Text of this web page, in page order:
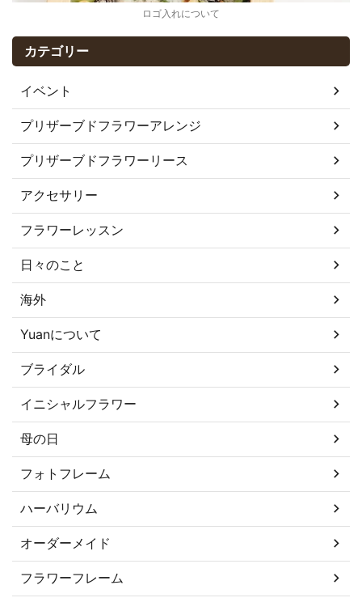
ロゴ入れについて
カテゴリー
イベント
プリザーブドフラワーアレンジ
プリザーブドフラワーリース
アクセサリー
フラワーレッスン
日々のこと
海外
Yuanについて
ブライダル
イニシャルフラワー
母の日
フォトフレーム
ハーバリウム
オーダーメイド
フラワーフレーム